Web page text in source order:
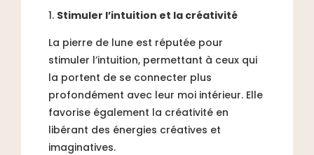
Stimuler l’intuition et la créativité
La pierre de lune est réputée pour
stimuler l’intuition, permettant à ceux qui
la portent de se connecter plus
profondément avec leur moi intérieur. Elle
favorise également la créativité en
libérant des énergies créatives et
imaginatives.